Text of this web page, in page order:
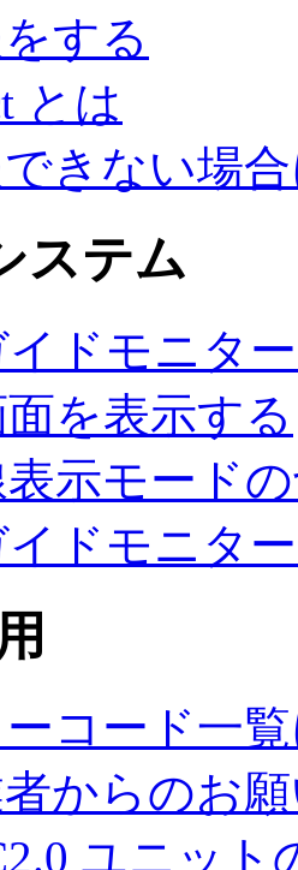
する
とは
きない場
ステム
ドモニタ
を表示する
示モード
ドモニタ
コード一
からのお
ユニット